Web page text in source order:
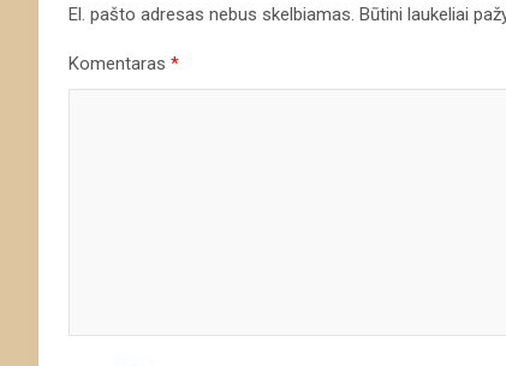
El. pašto adresas nebus skelbiamas. Būtini laukeliai
Komentaras *